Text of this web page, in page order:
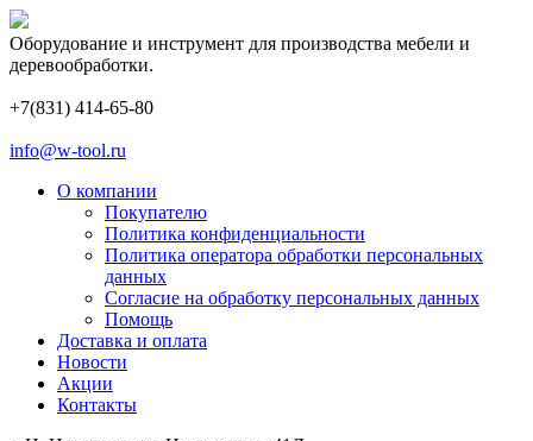
Оборудование и инструмент для производства мебели и
деревообработки.
+7(831) 414-65-80
info@w-tool.ru
О компании
Покупателю
Политика конфиденциальности
Политика оператора обработки персональных
данных
Согласие на обработку персональных данных
Помощь
Доставка и оплата
Новости
Акции
Контакты